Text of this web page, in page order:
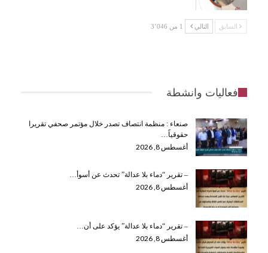
السابق التالي 1 من 3٬046
فعاليات وانشطة
صنعاء : منظمة انتصاف تصدر خلال مؤتمر صحفي تقريرا
حقوقياً…
أغسطس 8, 2026
– تقرير “دماء بلا عدالة” تحدث عن أسوأ…
أغسطس 8, 2026
– تقرير “دماء بلا عدالة” يؤكد على أن…
أغسطس 8, 2026